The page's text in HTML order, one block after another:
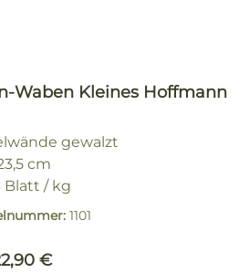
Waben Kleines Hoffmann
gewalzt
cm
Blatt / kg
1101
Preis:
€